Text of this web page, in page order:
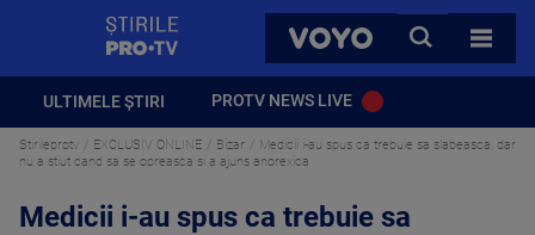
VOYO
CAUTA
TOATE
ULTIMELE ȘTIRI PROTV NEWS LIVE
Stirileprotv EXCLUSIV ONLINE Bizar
Medicii i-au spus ca trebuie sa slabeasca, dar
nu a stiut cand sa se opreasca si a ajuns anorexica
Medicii i-au spus ca trebuie sa